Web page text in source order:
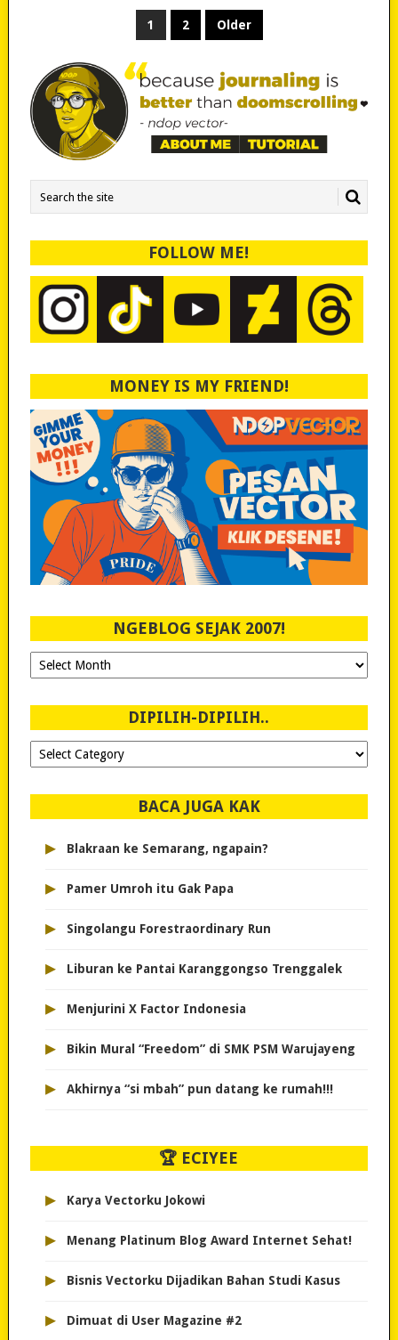
1 2 Older
FOLLOW ME!
MONEY IS MY FRIEND!
NGEBLOG SEJAK 2007!
Ngeblog
Sejak
DIPILIH-DIPILIH..
Dipilih-
dipilih..
BACA JUGA KAK
▸ Blakraan ke Semarang, ngapain?
▸ Pamer Umroh itu Gak Papa
▸ Singolangu Forestraordinary Run
▸ Liburan ke Pantai Karanggongso Trenggalek
▸ Menjurini X Factor Indonesia
▸ Bikin Mural “Freedom” di SMK PSM Warujayeng
▸ Akhirnya “si mbah” pun datang ke rumah!!!
🏆 ECIYEE
▸ Karya Vectorku Jokowi
▸ Menang Platinum Blog Award Internet Sehat!
▸ Bisnis Vectorku Dijadikan Bahan Studi Kasus
▸ Dimuat di User Magazine #2